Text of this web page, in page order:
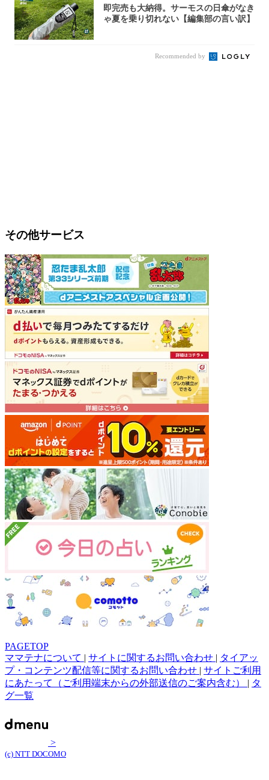
即完売も大納得。サーモスの日傘がなき
ゃ夏を乗り切れない【編集部の言い訳】
Recommended by
その他サービス
PAGETOP
ママテナについて | サイトに関するお問い合わせ | タイアッ
プ・コンテンツ配信等に関するお問い合わせ | サイトご利用
にあたって（ご利用端末からの外部送信のご案内含む） | タ
グ一覧
>
(c) NTT DOCOMO